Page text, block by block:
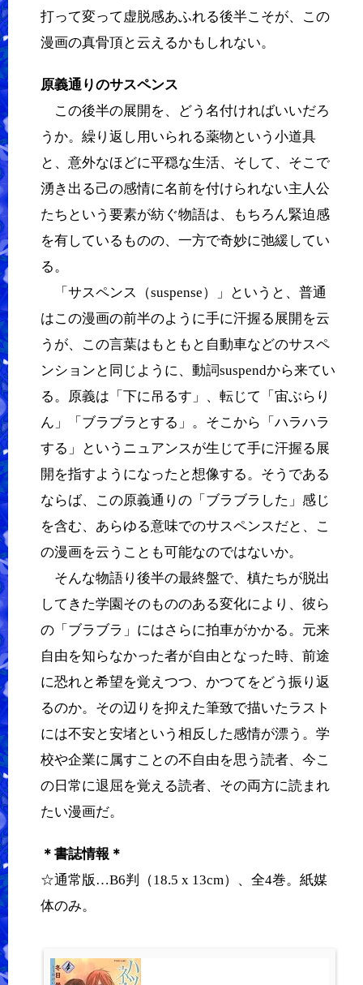
打って変って虚脱感あふれる後半こそが、この
漫画の真骨頂と云えるかもしれない。
原義通りのサスペンス
この後半の展開を、どう名付ければいいだろ
うか。繰り返し用いられる薬物という小道具
と、意外なほどに平穏な生活、そして、そこで
湧き出る己の感情に名前を付けられない主人公
たちという要素が紡ぐ物語は、もちろん緊迫感
を有しているものの、一方で奇妙に弛緩してい
る。
「サスペンス（suspense）」というと、普通
はこの漫画の前半のように手に汗握る展開を云
うが、この言葉はもともと自動車などのサスペ
ンションと同じように、動詞suspendから来てい
る。原義は「下に吊るす」、転じて「宙ぶらり
ん」「ブラブラとする」。そこから「ハラハラ
する」というニュアンスが生じて手に汗握る展
開を指すようになったと想像する。そうである
ならば、この原義通りの「ブラブラした」感じ
を含む、あらゆる意味でのサスペンスだと、こ
の漫画を云うことも可能なのではないか。
そんな物語り後半の最終盤で、槙たちが脱出
してきた学園そのもののある変化により、彼ら
の「ブラブラ」にはさらに拍車がかかる。元来
自由を知らなかった者が自由となった時、前途
に恐れと希望を覚えつつ、かつてをどう振り返
るのか。その辺りを抑えた筆致で描いたラスト
には不安と安堵という相反した感情が漂う。学
校や企業に属すことの不自由を思う読者、今こ
の日常に退屈を覚える読者、その両方に読まれ
たい漫画だ。
＊書誌情報＊
☆通常版…B6判（18.5 x 13cm）、全4巻。紙媒
体のみ。